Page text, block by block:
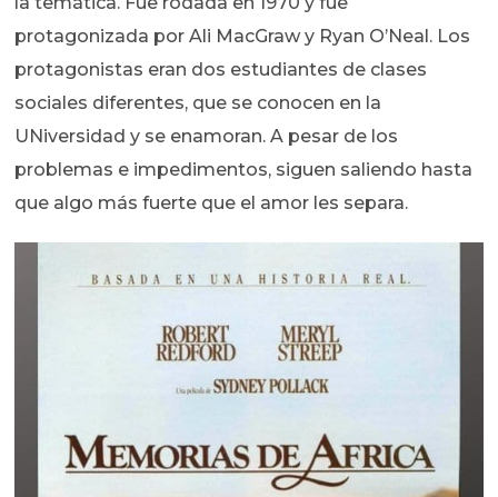
protagonizada por Ali MacGraw y Ryan O’Neal. Los
protagonistas eran dos estudiantes de clases
sociales diferentes, que se conocen en la
UNiversidad y se enamoran. A pesar de los
problemas e impedimentos, siguen saliendo hasta
que algo más fuerte que el amor les separa.